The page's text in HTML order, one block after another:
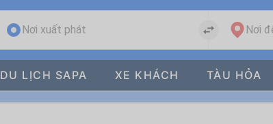
Nơi xuất phát Nơi
DU LỊCH SAPA XE KHÁCH TÀU HỎA